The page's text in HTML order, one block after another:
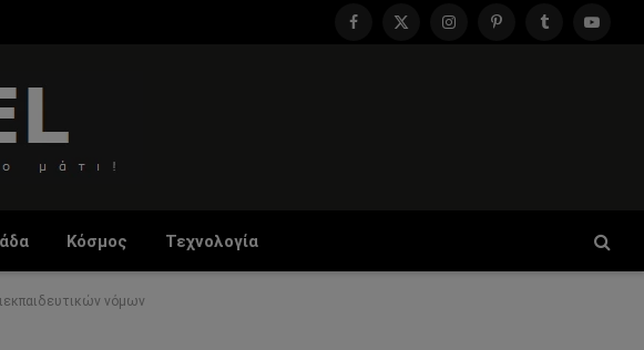
Facebook
X
InstagramPinterestTumblr
Κόσμος Τεχνολογία
νόμων